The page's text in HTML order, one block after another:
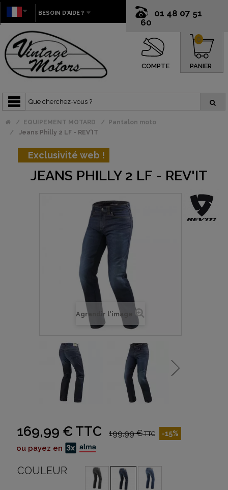
01 48 07 51
60
BESOIN D'AIDE ?
COMPTE PANIER
0
EQUIPEMENT MOTARD
Pantalon moto
Jeans Philly 2 LF - REV'IT
Exclusivité web !
JEANS PHILLY 2 LF - REV'IT
Agrandir l'image
169,99 € TTC 199,99 €TTC -15%
ou payez en
COULEUR